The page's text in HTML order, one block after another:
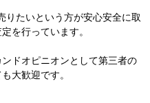
りたいという方が安心安全に取
を行っています。
ドオピニオンとして第三者の
大歓迎です。